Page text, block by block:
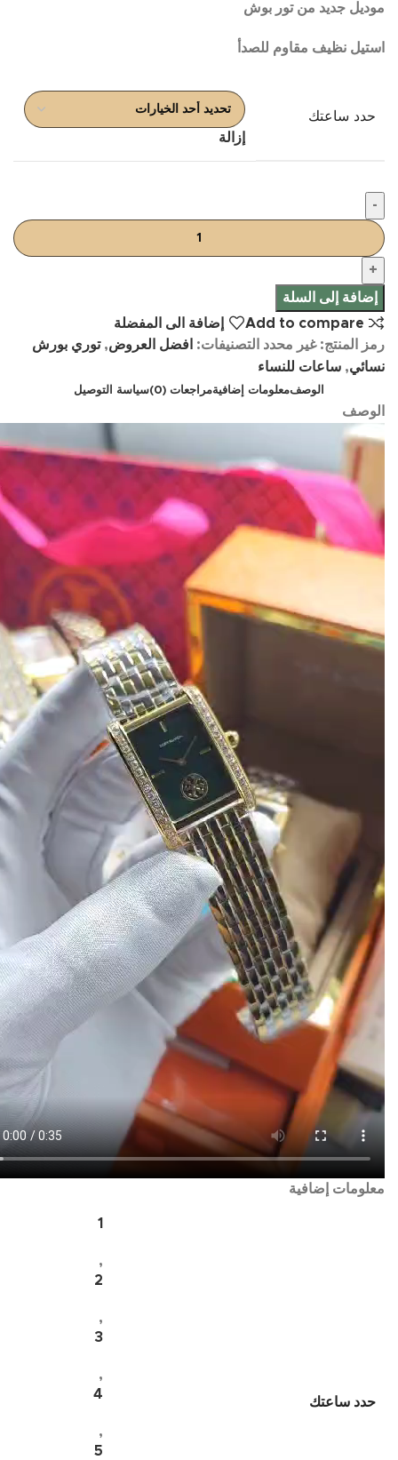
موديل جديد من تور بوش
استيل نظيف مقاوم للصدأ
حدد ساعتك
إزالة
إضافة إلى السلة
Add to compare
إضافة الى المفضلة
رمز المنتج:غير محدد التصنيفات: افضل العروض, توري بورش
نسائي, ساعات للنساء
الوصفمعلومات إضافيةمراجعات (0) سياسة التوصيل
الوصف
معلومات إضافية
حدد ساعتك
1
,
2
,
3
,
4
,
5